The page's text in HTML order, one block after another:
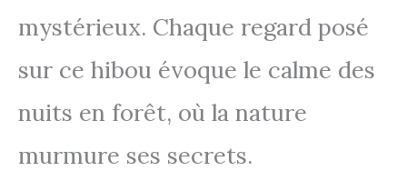
mystérieux. Chaque regard posé
sur ce hibou évoque le calme des
nuits en forêt, où la nature
murmure ses secrets.